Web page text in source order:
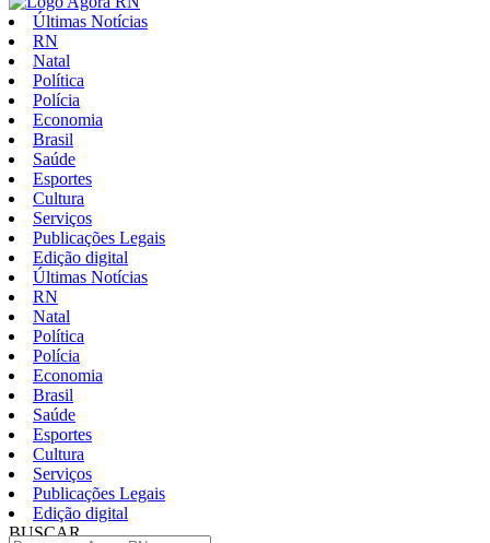
Últimas Notícias
RN
Natal
Política
Polícia
Economia
Brasil
Saúde
Esportes
Cultura
Serviços
Publicações Legais
Edição digital
Últimas Notícias
RN
Natal
Política
Polícia
Economia
Brasil
Saúde
Esportes
Cultura
Serviços
Publicações Legais
Edição digital
BUSCAR